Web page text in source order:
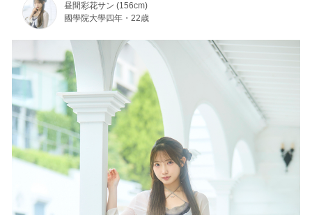
昼間彩花サン (156cm)
國學院大學四年・22歳